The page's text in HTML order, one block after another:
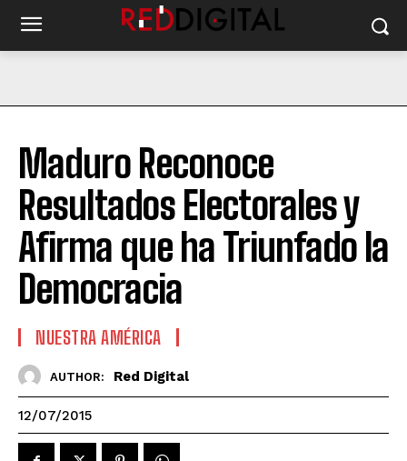
Maduro Reconoce
Resultados Electorales y
Afirma que ha Triunfado la
Democracia
NUESTRA AMÉRICA
AUTHOR: Red Digital
12/07/2015